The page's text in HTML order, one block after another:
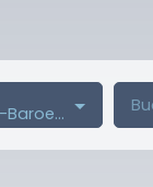
Marcq-en-Baroeul (59700)